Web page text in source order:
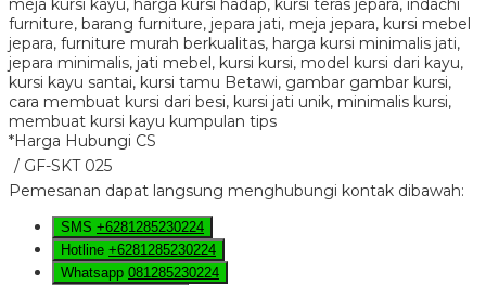
*Harga Hubungi CS
/ GF-SKT 025
Pemesanan dapat langsung menghubungi kontak dibawah:
SMS +6281285230224
Hotline +6281285230224
Whatsapp 081285230224